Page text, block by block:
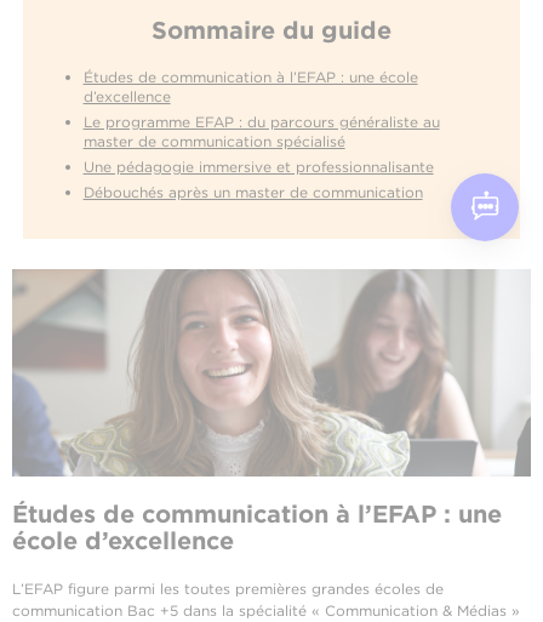
Sommaire du guide
Études de communication à l’EFAP : une école
d’excellence
Le programme EFAP : du parcours généraliste au
master de communication spécialisé
Une pédagogie immersive et professionnalisante
Débouchés après un master de communication
Études de communication à l’EFAP : une
école d’excellence
L’EFAP figure parmi les toutes premières grandes écoles de
communication Bac +5 dans la spécialité « Communication & Médias »